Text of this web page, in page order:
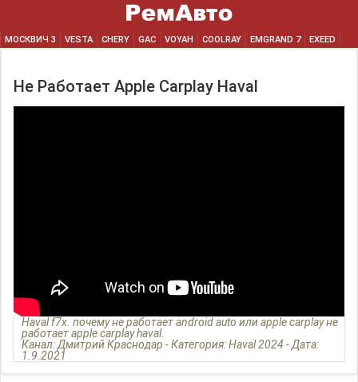
МОСКВИЧ 3 VESTA CHERY GAC VOYAH COOLRAY EMGRAND 7 EXEED
Не Работает Apple Carplay Haval
Haval f7x. почему не работает android auto или apple carplay не
работает apple carplay haval.
Канал: Дмитрий Краснодар - Категория: Haval 2024 - Дата:
1.9.2021